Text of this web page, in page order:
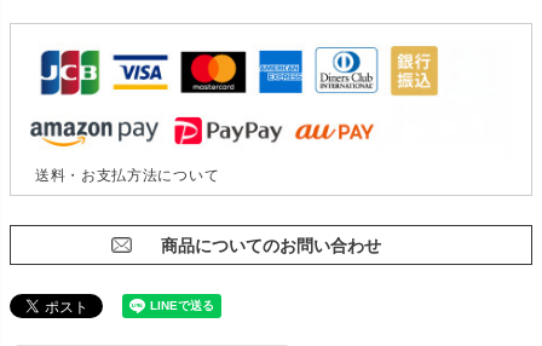
送料・お支払方法について
商品についてのお問い合わせ